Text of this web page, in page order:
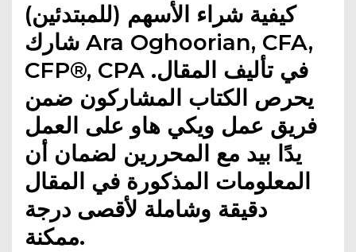
كيفية شراء الأسهم (للمبتدئين)
شارك Ara Oghoorian, CFA,
CFP®, CPA في تأليف المقال.
يحرص الكتاب المشاركون ضمن
فريق عمل ويكي هاو على العمل
يدًا بيد مع المحررين لضمان أن
المعلومات المذكورة في المقال
دقيقة وشاملة لأقصى درجة
ممكنة.